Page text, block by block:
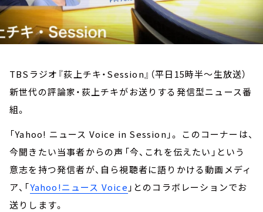
TBSラジオ『荻上チキ・Session』（平日15時半～生放送）
新世代の評論家・荻上チキがお送りする発信型ニュース番
組。
「Yahoo! ニュース Voice in Session」。 このコーナーは、
今聞きたい当事者からの声――「今、これを伝えたい」という
意志を持つ発信者が、自ら視聴者に語りかける動画メディ
ア、「Yahoo!ニュース Voice 」とのコラボレーションでお
送りします。